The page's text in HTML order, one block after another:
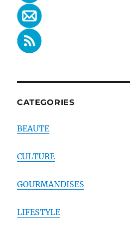
CATEGORIES
BEAUTE
CULTURE
GOURMANDISES
LIFESTYLE